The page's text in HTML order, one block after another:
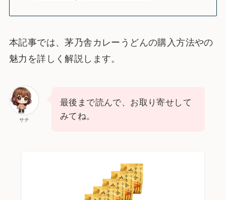
本記事では、茅乃舎カレーうどんの購入方法やの
魅力を詳しく解説します。
サチ
最後まで読んで、お取り寄せして
みてね。